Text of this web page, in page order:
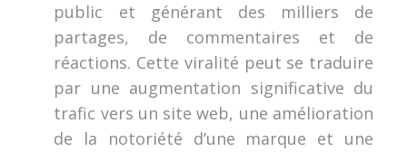
public et générant des milliers de
partages, de commentaires et de
réactions. Cette viralité peut se traduire
par une augmentation significative du
trafic vers un site web, une amélioration
de la notoriété d’une marque et une